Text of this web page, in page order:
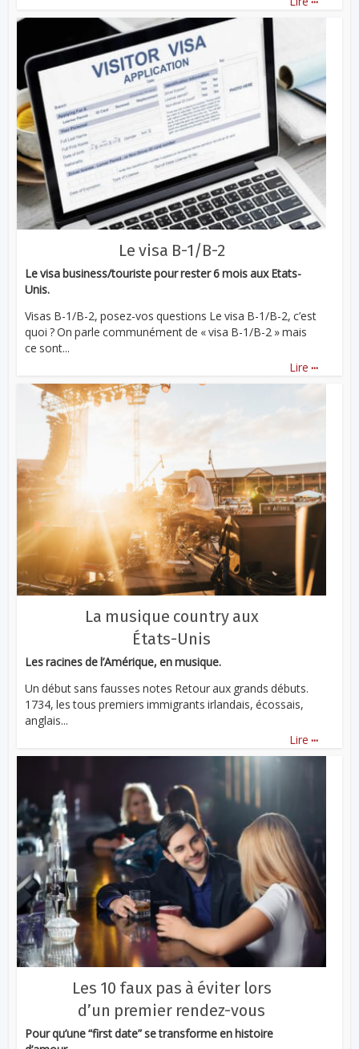
Le visa B-1/B-2
Le visa business/touriste pour rester 6 mois aux Etats-
Unis.
Visas B-1/B-2, posez-vos questions Le visa B-1/B-2, c’est
quoi ? On parle communément de « visa B-1/B-2 » mais
ce sont...
Lire ...
La musique country aux
États-Unis
Les racines de l’Amérique, en musique.
Un début sans fausses notes Retour aux grands débuts.
1734, les tous premiers immigrants irlandais, écossais,
anglais...
Lire ...
Les 10 faux pas à éviter lors
d’un premier rendez-vous
Pour qu’une “first date” se transforme en histoire